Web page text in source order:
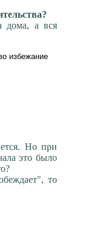
дома, а вся
избежание
Но при
это было
то